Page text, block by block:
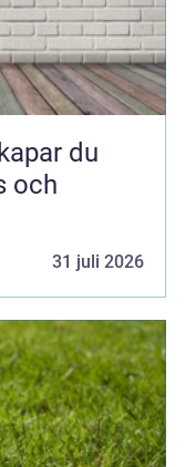
och
31 juli 2026